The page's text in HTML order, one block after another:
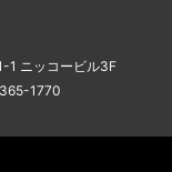
1 ニッコービル3F
1770